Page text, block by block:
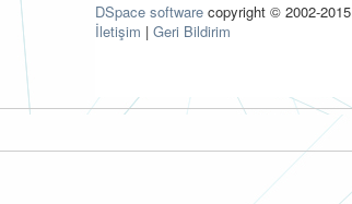
DSpace software copyright © 2002-2015
İletişim | Geri Bildirim